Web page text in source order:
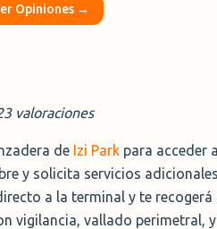
Opiniones →
valoraciones
de Izi Park para acceder
y solicita servicios
a la terminal y te
vigilancia, vallado perimetral,